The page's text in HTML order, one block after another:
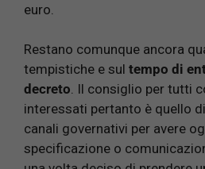
euro.
Restano comunque ancora
tempistiche e sul tempo di
decreto. Il consiglio per tutti
interessati pertanto è quello
canali governativi per avere
specificazione o